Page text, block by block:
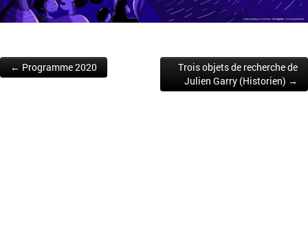
Post navigation
← Programme 2020
Trois objets de recherche de
Julien Garry (Historien) →